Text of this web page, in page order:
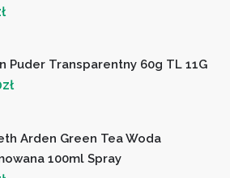
Puder Transparentny 60g TL 11G
zł
Arden Green Tea Woda
100ml Spray